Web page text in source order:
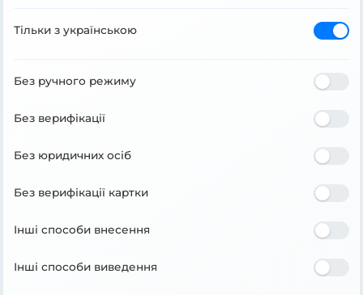
Тільки з українською
Без ручного режиму
Без верифікації
Без юридичних осіб
Без верифікації картки
Інші способи внесення
Інші способи виведення